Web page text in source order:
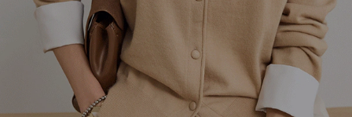
시즌오프 1+1 기획세트